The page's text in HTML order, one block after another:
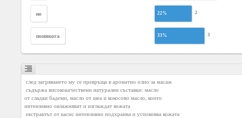
User
Agreement
Policy
Contact
us
не
понякога
22% 2
33% 3
от сладки бадеми, масло от шеа и кокосово масло, които
интензивно овлажняват и изглаждат кожата